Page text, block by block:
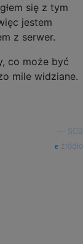
się z tym
jestem
z serwer.
co może być
mile widziane.
SCB
źródło